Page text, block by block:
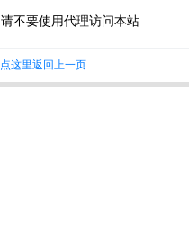
请不要使用代理访问本站
点这里返回上一页